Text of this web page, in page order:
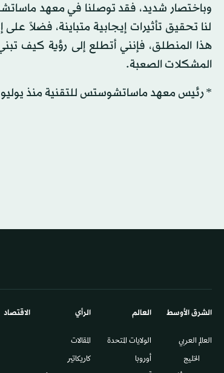
وباختصار شديد، فقد توصلنا في معهد
لنا تحقيق تأثيرات إيجابية متباينة، فضلاً
هذا المنطلق، فإنني أتطلع إلى رؤية كيف
المشكلات الصعبة.
* رئيس معهد ماساتشوستس للتقنية منذ يوليو
الشرق الأوسط​
العالم العربي
الخليج
العالم
الولايات المتحدة
أوروبا
الرأي
المقالات
كاريكاتير
الاقتصاد